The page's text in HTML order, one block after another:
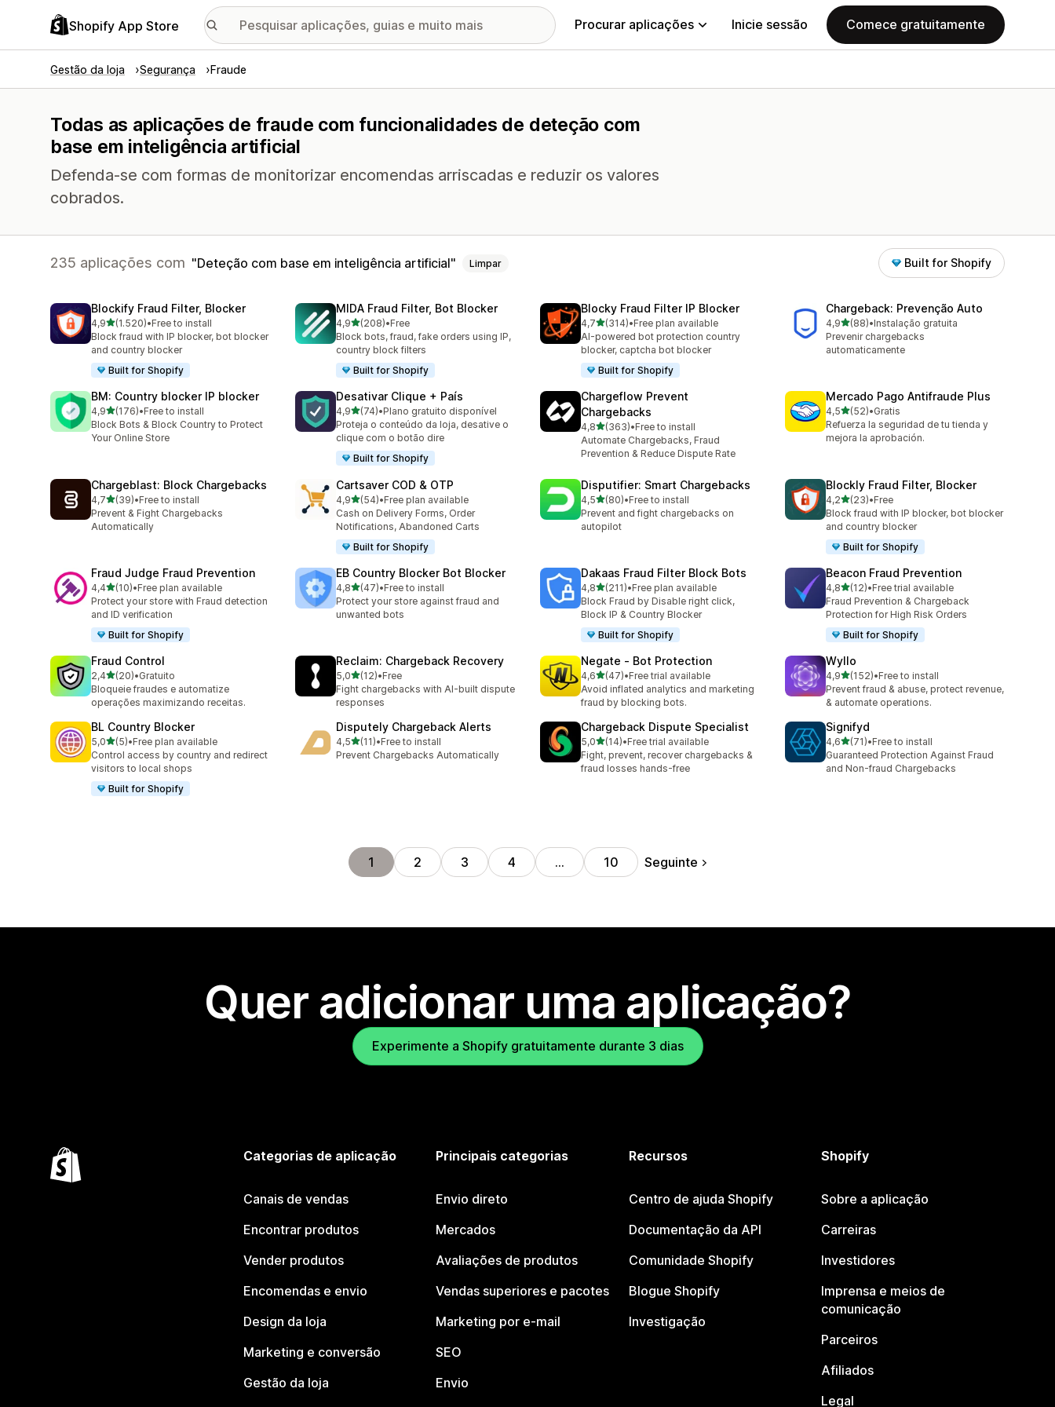
Shopify App Store Procurar aplicações Inicie sessão Comece gratuitamente
Gestão da loja Segurança Fraude
Todas as aplicações de fraude com funcionalidades de deteção com
base em inteligência artificial
Defenda-se com formas de monitorizar encomendas arriscadas e reduzir os valores
cobrados.
235 aplicações com Deteção com base em inteligência artificial Limpar Built for Shopify
Blockify Fraud Filter, Blocker
4,9de 5 estrelas
(1.520)
1520 total de avaliações
•Free to install
Block fraud with IP blocker, bot blocker
and country blocker
Built for Shopify
MIDA Fraud Filter, Bot Blocker
4,9de 5 estrelas
(208)
208 total de avaliações
•Free
Block bots, fraud, fake orders using IP,
country block filters
Built for Shopify
Blocky Fraud Filter IP Blocker
4,7de 5 estrelas
(314)
314 total de avaliações
•Free plan available
AI-powered bot protection country
blocker, captcha bot blocker
Built for Shopify
Chargeback: Prevenção Auto
4,9de 5 estrelas
(88)
88 total de avaliações
•Instalação gratuita
Prevenir chargebacks
automaticamente
BM: Country blocker IP blocker
4,9de 5 estrelas
(176)
176 total de avaliações
•Free to install
Block Bots & Block Country to Protect
Your Online Store
Desativar Clique + País
4,9de 5 estrelas
(74)
74 total de avaliações
•Plano gratuito disponível
Proteja o conteúdo da loja, desative o
clique com o botão dire
Built for Shopify
Chargeflow Prevent
Chargebacks
4,8de 5 estrelas
(363)
363 total de avaliações
•Free to install
Automate Chargebacks, Fraud
Prevention & Reduce Dispute Rate
Mercado Pago Antifraude Plus
4,5de 5 estrelas
(52)
52 total de avaliações
•Gratis
Refuerza la seguridad de tu tienda y
mejora la aprobación.
Chargeblast: Block Chargebacks
4,7de 5 estrelas
(39)
39 total de avaliações
•Free to install
Prevent & Fight Chargebacks
Automatically
Cartsaver COD & OTP
4,9de 5 estrelas
(54)
54 total de avaliações
•Free plan available
Cash on Delivery Forms, Order
Notifications, Abandoned Carts
Built for Shopify
Disputifier: Smart Chargebacks
4,5de 5 estrelas
(80)
80 total de avaliações
•Free to install
Prevent and fight chargebacks on
autopilot
Blockly Fraud Filter, Blocker
4,2de 5 estrelas
(23)
23 total de avaliações
•Free
Block fraud with IP blocker, bot blocker
and country blocker
Built for Shopify
Fraud Judge Fraud Prevention
4,4de 5 estrelas
(10)
10 total de avaliações
•Free plan available
Protect your store with Fraud detection
and ID verification
Built for Shopify
EB Country Blocker Bot Blocker
4,8de 5 estrelas
(47)
47 total de avaliações
•Free to install
Protect your store against fraud and
unwanted bots
Dakaas Fraud Filter Block Bots
4,8de 5 estrelas
(211)
211 total de avaliações
•Free plan available
Block Fraud by Disable right click,
Block IP & Country Blocker
Built for Shopify
Beacon Fraud Prevention
4,8de 5 estrelas
(12)
12 total de avaliações
•Free trial available
Fraud Prevention & Chargeback
Protection for High Risk Orders
Built for Shopify
Fraud Control
2,4de 5 estrelas
(20)
20 total de avaliações
•Gratuito
Bloqueie fraudes e automatize
operações maximizando receitas.
Reclaim: Chargeback Recovery
5,0de 5 estrelas
(12)
12 total de avaliações
•Free
Fight chargebacks with AI-built dispute
responses
Negate ‑ Bot Protection
4,6de 5 estrelas
(47)
47 total de avaliações
•Free trial available
Avoid inflated analytics and marketing
fraud by blocking bots.
Wyllo
4,9de 5 estrelas
(152)
152 total de avaliações
•Free to install
Prevent fraud & abuse, protect revenue,
& automate operations.
BL Country Blocker
5,0de 5 estrelas
(5)
5 total de avaliações
•Free plan available
Control access by country and redirect
visitors to local shops
Built for Shopify
Disputely Chargeback Alerts
4,5de 5 estrelas
(11)
11 total de avaliações
•Free to install
Prevent Chargebacks Automatically
Chargeback Dispute Specialist
5,0de 5 estrelas
(14)
14 total de avaliações
•Free trial available
Fight, prevent, recover chargebacks &
fraud losses hands-free
Signifyd
4,6de 5 estrelas
(71)
71 total de avaliações
•Free to install
Guaranteed Protection Against Fraud
and Non-fraud Chargebacks
1 2 3 4 … 10 Seguinte
Quer adicionar uma aplicação?
Experimente a Shopify gratuitamente durante 3 dias
Categorias de aplicação
Canais de vendas
Encontrar produtos
Vender produtos
Encomendas e envio
Design da loja
Marketing e conversão
Gestão da loja
Principais categorias
Envio direto
Mercados
Avaliações de produtos
Vendas superiores e pacotes
Marketing por e-mail
SEO
Envio
Recursos
Centro de ajuda Shopify
Documentação da API
Comunidade Shopify
Blogue Shopify
Investigação
Shopify
Sobre a aplicação
Carreiras
Investidores
Imprensa e meios de
comunicação
Parceiros
Afiliados
Legal